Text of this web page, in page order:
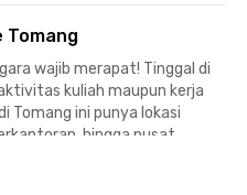
Tomang
wajib merapat! Tinggal di
kuliah maupun kerja
Tomang ini punya lokasi
hingga pusat